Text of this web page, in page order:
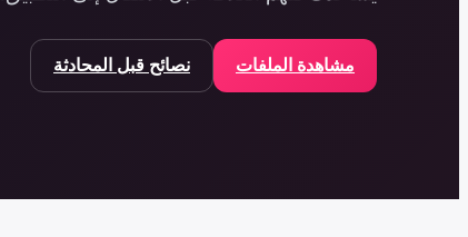
مشاهدة الملفات نصائح قبل المحادثة